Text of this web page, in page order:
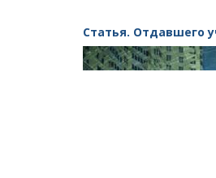
Статья. Отдавшего